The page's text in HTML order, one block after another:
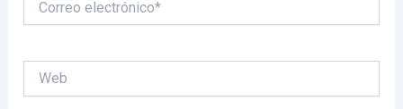
electrónico*